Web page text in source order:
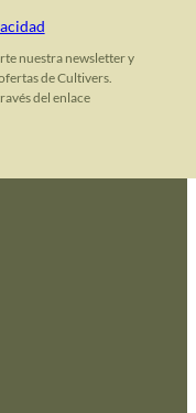
nuestra newsletter y
de Cultivers.
del enlace